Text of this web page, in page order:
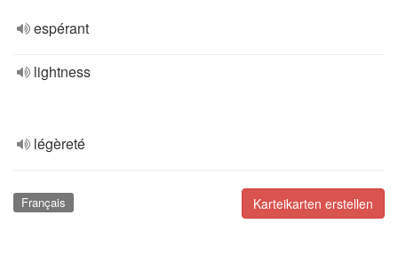
espérant
lightness
légèreté
Karteikarten erstellen
Français